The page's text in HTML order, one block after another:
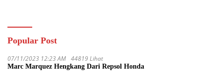
Popular Post
07/11/2023 12:23 AM 44819 Lihat
Marc Marquez Hengkang Dari Repsol Honda